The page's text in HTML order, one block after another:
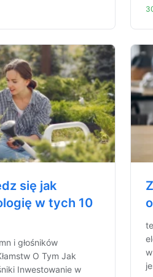
się jak
w tych 10
i głośników
O Tym Jak
Inwestowanie w